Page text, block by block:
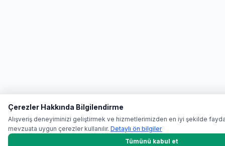
Çerezler Hakkında Bilgilendirme
Alışveriş deneyiminizi geliştirmek ve hizmetlerimizden en iyi şekilde
mevzuata uygun çerezler kullanılır. Detaylı ön bilgiler
Tümünü kabul et